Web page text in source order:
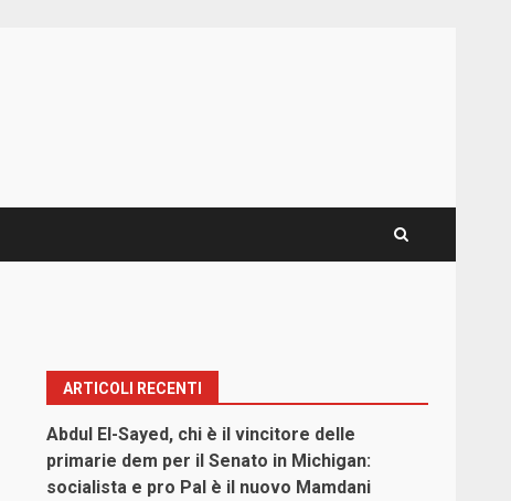
ARTICOLI RECENTI
Abdul El-Sayed, chi è il vincitore delle
primarie dem per il Senato in Michigan:
socialista e pro Pal è il nuovo Mamdani